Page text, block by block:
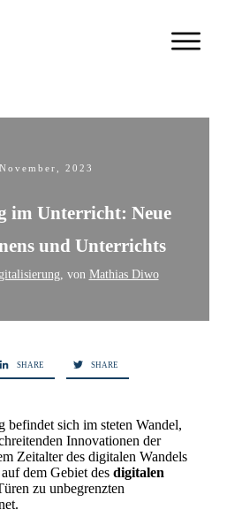
2023
im Unterricht: Neue
und Unterrichts
, von Mathias Diwo
SHARE SHARE
sich im steten Wandel,
Innovationen der
Zeitalter des digitalen Wandels
dem Gebiet des digitalen
zu unbegrenzten